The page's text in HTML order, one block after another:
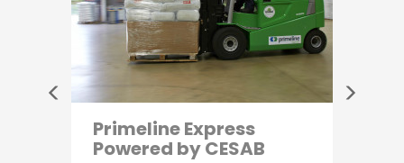
Primeline Express
Powered by CESAB